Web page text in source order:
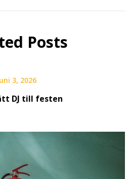
Posts
3, 2026
DJ till festen